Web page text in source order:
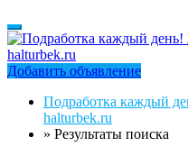
Добавить объявление
Подработка каждый
halturbek.ru
» Результаты поиска